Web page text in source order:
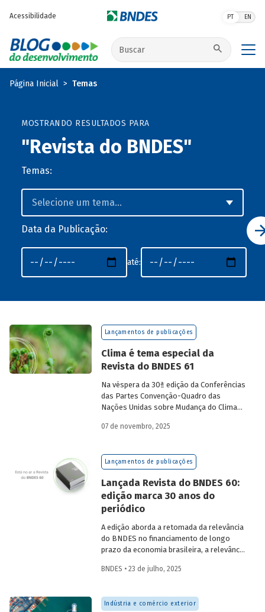
Acessibilidade PT EN
Buscar no site
Página Inicial Temas
MOSTRANDO RESULTADOS PARA
"Revista do BNDES"
Temas:
Data da Publicação:
até:
Lançamentos de publicações
Clima é tema especial da
Revista do BNDES 61
Na véspera da 30ª edição da Conferências
das Partes Convenção-Quadro das
Nações Unidas sobre Mudança do Clima
edição 61 da Revista do BNDES.
07 de novembro, 2025
Lançamentos de publicações
Lançada Revista do BNDES 60:
edição marca 30 anos do
periódico
A edição aborda a retomada da relevância
do BNDES no financiamento de longo
prazo da economia brasileira, a relevância
Amazônia e FGI para o desenvolvimento,
públicos de crédito à exportação, o novo
protagonismo da política industrial, um
BNDES • 23 de julho, 2025
Indústria e comércio exterior